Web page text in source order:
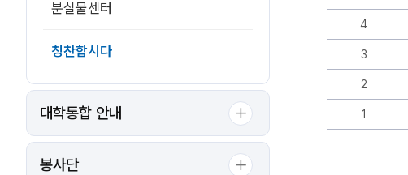
분실물센터
칭찬합시다
대학통합 안내
봉사단
스
-
호,
목,
4
3
2
1